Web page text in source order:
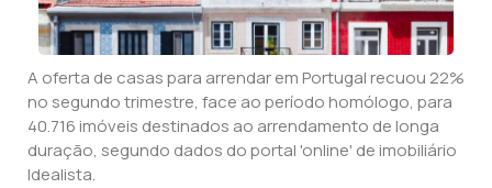
A oferta de casas para arrendar em Portugal recuou 22%
no segundo trimestre, face ao período homólogo, para
40.716 imóveis destinados ao arrendamento de longa
duração, segundo dados do portal 'online' de imobiliário
Idealista.